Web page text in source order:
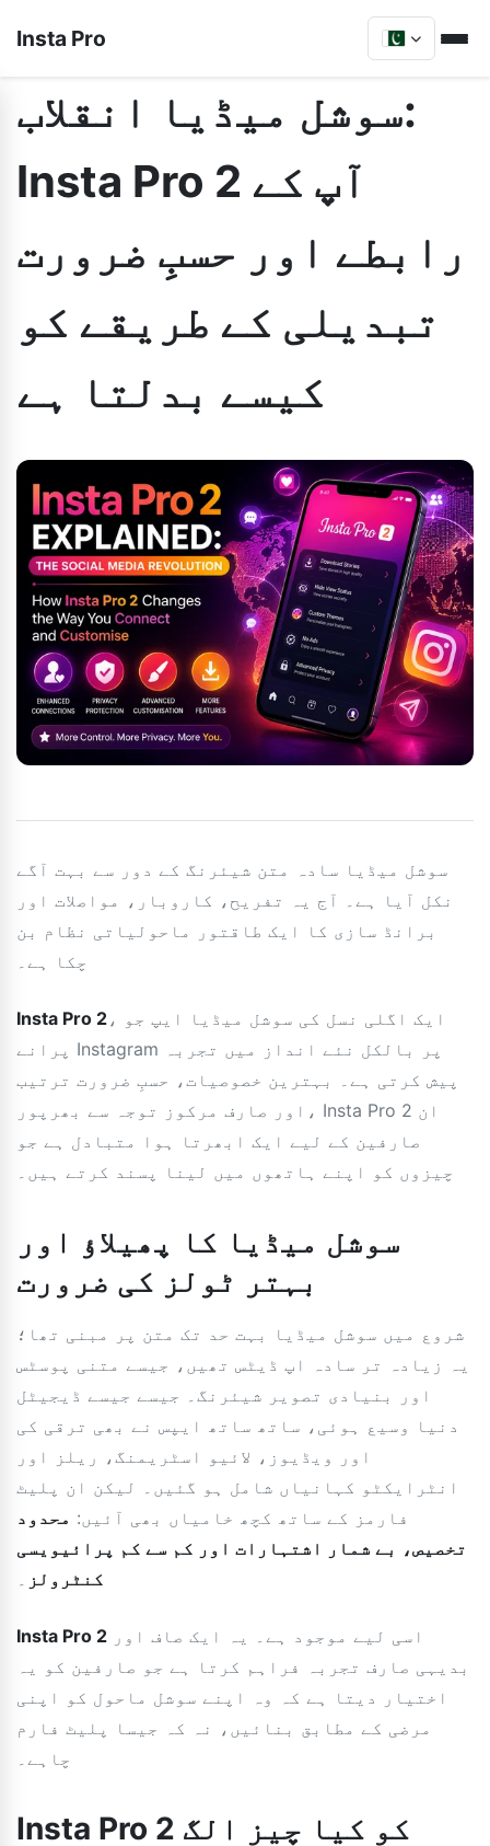
Insta Pro
سوشل میڈیا انقلاب:
Insta Pro 2 آپ کے
رابطے اور حسبِ ضرورت
تبدیلی کے طریقے کو
کیسے بدلتا ہے
سوشل میڈیا سادہ متن شیئرنگ کے دور سے بہت آگے
نکل آیا ہے۔ آج یہ تفریح، کاروبار، مواصلات اور
برانڈ سازی کا ایک طاقتور ماحولیاتی نظام بن
چکا ہے۔
Insta Pro 2 ، ایک اگلی نسل کی سوشل میڈیا ایپ جو
پرانے Instagram پر بالکل نئے انداز میں تجربہ
پیش کرتی ہے۔ بہترین خصوصیات، حسبِ ضرورت ترتیب
اور صارف مرکوز توجہ سے بھرپور، Insta Pro 2 ان
صارفین کے لیے ایک ابھرتا ہوا متبادل ہے جو
چیزوں کو اپنے ہاتھوں میں لینا پسند کرتے ہیں۔
سوشل میڈیا کا پھیلاؤ اور
بہتر ٹولز کی ضرورت
شروع میں سوشل میڈیا بہت حد تک متن پر مبنی تھا؛
یہ زیادہ تر سادہ اپ ڈیٹس تھیں، جیسے متنی پوسٹس
اور بنیادی تصویر شیئرنگ۔ جیسے جیسے ڈیجیٹل
دنیا وسیع ہوئی، ساتھ ساتھ ایپس نے بھی ترقی کی
اور ویڈیوز، لائیو اسٹریمنگ، ریلز اور
انٹرایکٹو کہانیاں شامل ہو گئیں۔ لیکن ان پلیٹ
فارمز کے ساتھ کچھ خامیاں بھی آئیں: محدود
تخصیص، بے شمار اشتہارات اور کم سے کم پرائیویسی
کنٹرولز
Insta Pro 2
بدیہی صارف تجربہ فراہم کرتا ہے جو صارفین کو یہ
اختیار دیتا ہے کہ وہ اپنے سوشل ماحول کو اپنی
مرضی کے مطابق بنائیں، نہ کہ جیسا پلیٹ فارم
چاہے۔
Insta Pro 2 کو کیا چیز الگ